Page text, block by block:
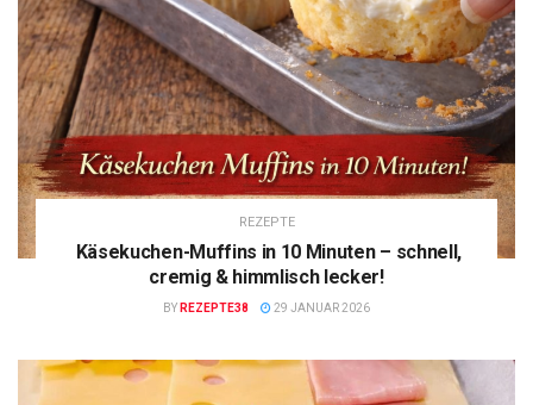
REZEPTE
Käsekuchen-Muffins in 10 Minuten – schnell,
cremig & himmlisch lecker!
BY REZEPTE38 29 JANUAR 2026